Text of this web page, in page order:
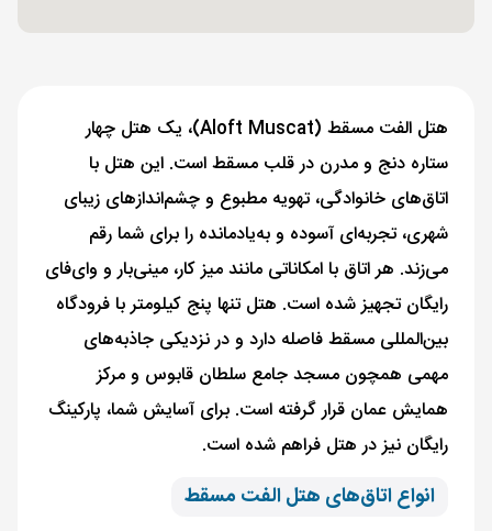
هتل الفت مسقط (Aloft Muscat)، یک هتل چهار
ستاره دنج و مدرن در قلب مسقط است. این هتل با
اتاق‌های خانوادگی، تهویه مطبوع و چشم‌اندازهای زیبای
شهری، تجربه‌ای آسوده و به‌یادمانده را برای شما رقم
می‌زند. هر اتاق با امکاناتی مانند میز کار، مینی‌بار و وای‌فای
رایگان تجهیز شده است. هتل تنها پنج کیلومتر با فرودگاه
بین‌المللی مسقط فاصله دارد و در نزدیکی جاذبه‌های
مهمی همچون مسجد جامع سلطان قابوس و مرکز
همایش عمان قرار گرفته است. برای آسایش شما، پارکینگ
رایگان نیز در هتل فراهم شده است.
انواع اتاق‌های هتل الفت مسقط